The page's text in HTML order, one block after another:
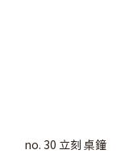
no. 30 立刻 桌鐘